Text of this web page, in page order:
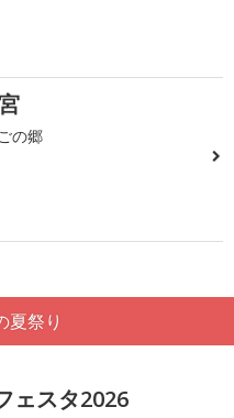
の郷
夏祭り
ェスタ2026